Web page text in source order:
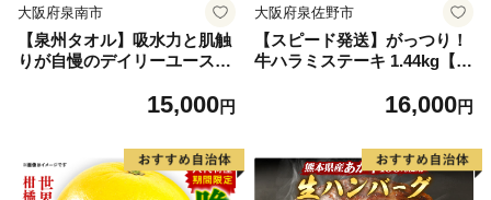
大阪府泉南市
【泉州タオル】吸水力と肌触
りが自慢のデイリーユースバ
トグレー 4枚【配送不可地
15,000円
大阪府泉佐野市
【スピード発送】がっつり！
牛ハラミステーキ 1.44kg【氷
g×4パック 牛肉 すてーき 焼
16,000円